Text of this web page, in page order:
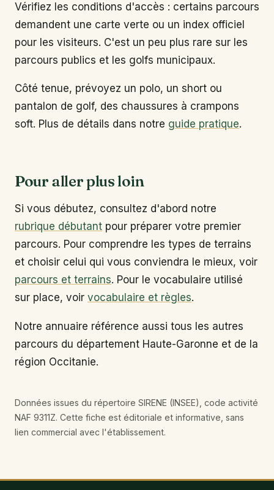
Vérifiez les conditions d'accès : certains parcours
demandent une carte verte ou un index officiel
pour les visiteurs. C'est un peu plus rare sur les
parcours publics et les golfs municipaux.
Côté tenue, prévoyez un polo, un short ou
pantalon de golf, des chaussures à crampons
soft. Plus de détails dans notre guide pratique.
Pour aller plus loin
Si vous débutez, consultez d'abord notre
rubrique débutant pour préparer votre premier
parcours. Pour comprendre les types de terrains
et choisir celui qui vous conviendra le mieux, voir
parcours et terrains. Pour le vocabulaire utilisé
sur place, voir vocabulaire et règles.
Notre annuaire référence aussi tous les autres
parcours du département Haute-Garonne et de la
région Occitanie.
Données issues du répertoire SIRENE (INSEE), code activité
NAF 9311Z. Cette fiche est éditoriale et informative, sans
lien commercial avec l'établissement.